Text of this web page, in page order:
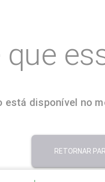
que
disponível no
RETORNAR